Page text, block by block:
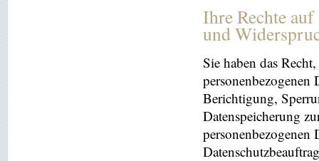
Ihre Rechte
und
Sie haben das
personenbezogenen
Berichtigung,
Datenspeicherung
personenbezogenen